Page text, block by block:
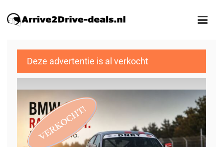
Deze advertentie is al verkocht